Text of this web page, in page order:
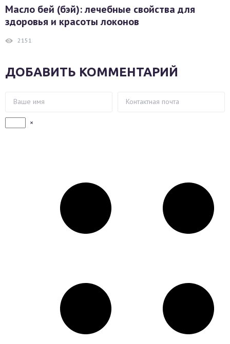
Масло бей (бэй): лечебные свойства для
здоровья и красоты локонов
2151
ДОБАВИТЬ КОММЕНТАРИЙ
×